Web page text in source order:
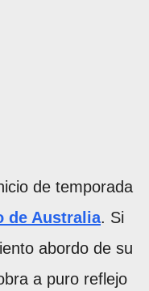
de temporada
de Australia. Si
abordo de su
a puro reflejo